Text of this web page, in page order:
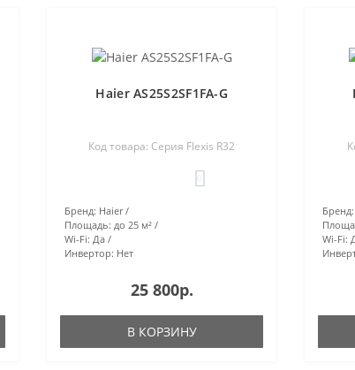
Haier AS25S2SF1FA-G
Код товара: Серия Flexis R32
Бренд: Haier
Площадь: до 25 м²
Wi-Fi: Да
Инвертор: Нет
25 800р.
В КОРЗИНУ
Бренд:
Wi-Fi: